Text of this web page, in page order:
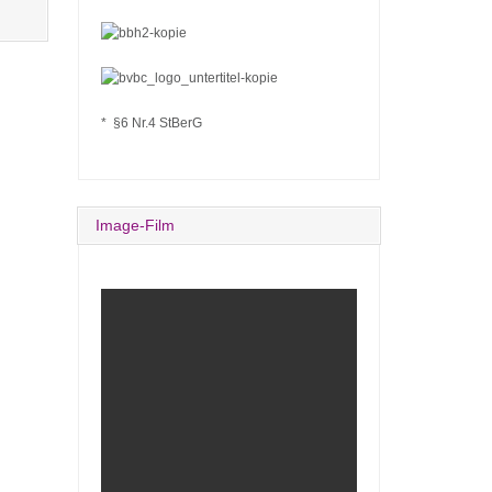
* §6 Nr.4 StBerG
Image-Film